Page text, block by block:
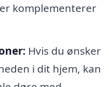
komplementerer
Hvis du ønsker
i dit hjem, kan